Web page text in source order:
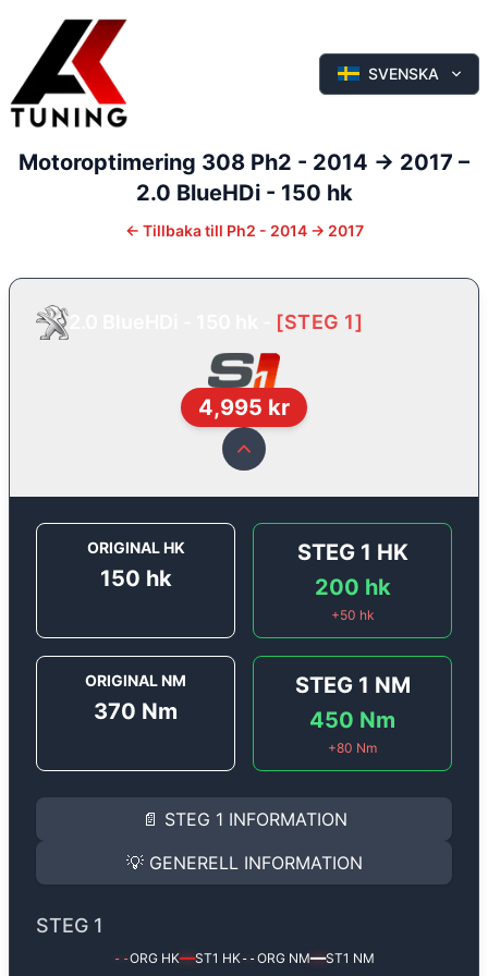
SVENSKA
Motoroptimering 308 Ph2 - 2014 -> 2017 –
2.0 BlueHDi - 150 hk
← Tillbaka till Ph2 - 2014 -> 2017
[STEG 1]
4,995 kr
ORIGINAL HK
150 hk
STEG 1 HK
200 hk
+50 hk
ORIGINAL NM
370 Nm
STEG 1 NM
450 Nm
+80 Nm
📄 STEG 1 INFORMATION
INFORMATION
Steg 1
Peugeot 308 2.0
Effekten ökar från150 hktill200 hkoch
(+50 hk & +80 Nm).
Ger mer effekt, högre vridmoment, lägre
Steg 1 mjukvara justerar vi ett antal
💡 GENERELL INFORMATION
✅ All mjukvara är skräddarsydd för din bil
✅ Felsökning inann samt efter optimering
STEG 1
--ORG HK━━ST1 HK--ORG NM━━ST1 NM